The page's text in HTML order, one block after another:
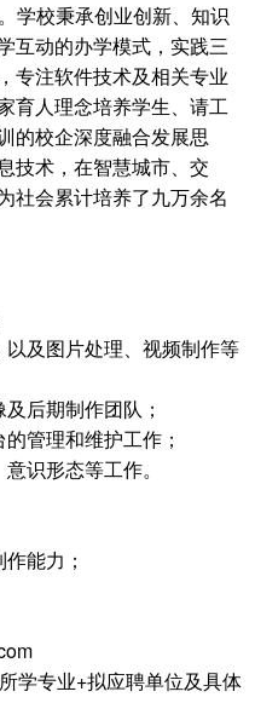
学校秉承创业创新、知识
互动的办学模式，实践三
专注软件技术及相关专业
育人理念培养学生、请工
的校企深度融合发展思
技术，在智慧城市、交
社会累计培养了九万余名
及图片处理、视频制作等
后期制作团队；
管理和维护工作；
识形态等工作。
能力；
学专业+拟应聘单位及具体